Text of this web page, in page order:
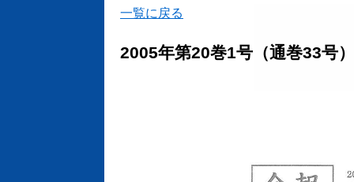
一覧に戻る
2005年第20巻1号（通巻33号）